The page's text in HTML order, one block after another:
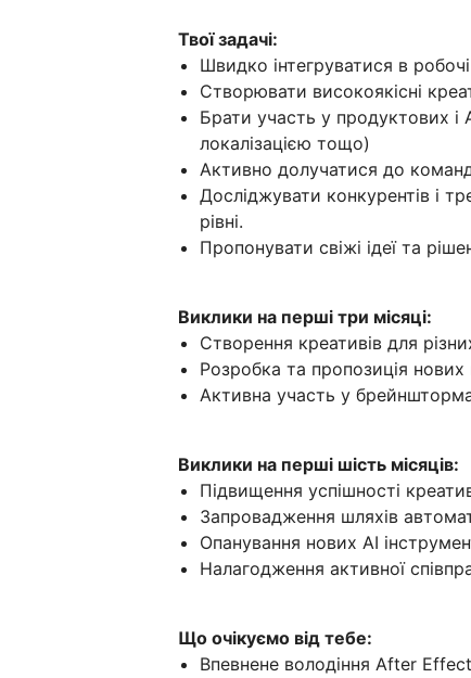
Твої задачі:
Швидко інтегруватися в
Створювати високоякісні
Брати участь у продуктових і
локалізацією тощо)
Активно долучатися до
Досліджувати конкурентів і
рівні.
Пропонувати свіжі ідеї та
Виклики на перші три місяці:
Створення креативів для
Розробка та пропозиція
Активна участь у
Виклики на перші шість місяців:
Підвищення успішності
Запровадження шляхів
Опанування нових AI
Налагодження активної
Що очікуємо від тебе:
Впевнене володіння After